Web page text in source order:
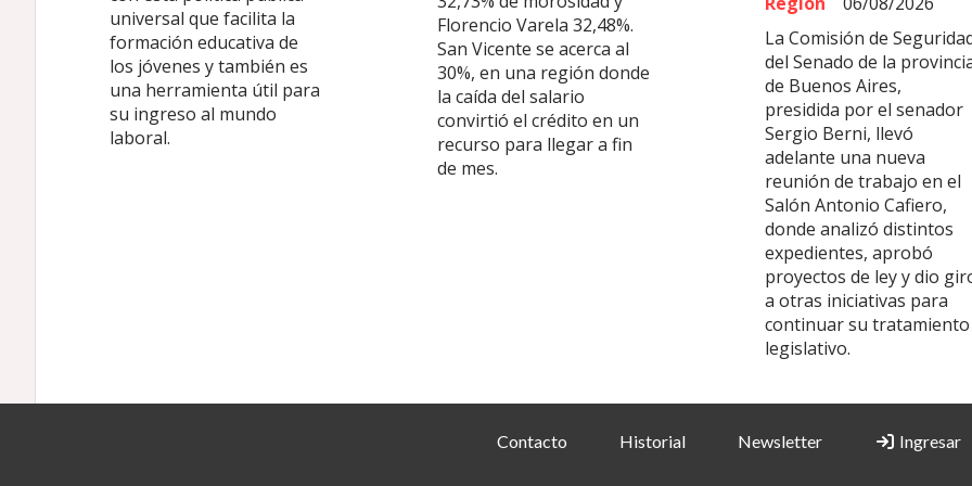
universal que facilita la
formación educativa de
los jóvenes y también es
una herramienta útil para
su ingreso al mundo
laboral.
Florencio Varela 32,48%.
San Vicente se acerca al
30%, en una región donde
la caída del salario
convirtió el crédito en un
recurso para llegar a fin
de mes.
La Comisión de
del Senado de la
de Buenos Aires,
presidida por el senador
Sergio Berni, llevó
adelante una nueva
reunión de trabajo en el
Salón Antonio Cafiero,
donde analizó distintos
expedientes, aprobó
proyectos de ley y dio
a otras iniciativas para
continuar su tratamiento
legislativo.
Contacto Historial Newsletter Ingresar